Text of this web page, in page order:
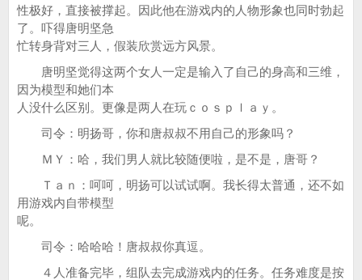
性极好，直接被撑起。因此他在游戏内的人物形象也同时勃起
了。吓得唐明坚急
忙转身背对三人，假装欣赏远方风景。
唐明坚觉得这两个女人一定是输入了自己的身高和三维，
因为模型和她们本
人没什么区别。更像是两人在玩ｃｏｓｐｌａｙ。
司令：明扬哥，你和唐叔叔不用自己的形象吗？
ＭＹ：哈，我们男人就比较随便啦，是不是，唐哥？
Ｔａｎ：呵呵，明扬可以试试啊。我长得太普通，还不如
用游戏内自带模型
呢。
司令：哈哈哈！唐叔叔你真逗。
４人准备完毕，组队去完成游戏内的任务。任务难度是按